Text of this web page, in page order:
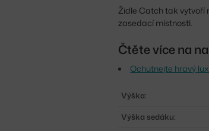
Židle Catch tak vytvoří
zasedací místnosti.
Čtěte více na
Ochutnejte hravý
Výška:
Výška sedáku: